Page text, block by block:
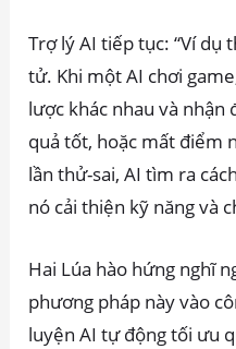
Trợ lý AI tiếp tục: “Ví dụ
tử. Khi một AI chơi
lược khác nhau và
quả tốt, hoặc mất điểm
lần thử-sai, AI tìm ra
nó cải thiện kỹ năng và
Hai Lúa hào hứng nghĩ
phương pháp này vào
luyện AI tự động tối ưu